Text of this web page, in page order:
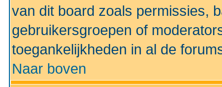
van dit board zoals permissies,
gebruikersgroepen of
toegankelijkheden in al de
Naar boven